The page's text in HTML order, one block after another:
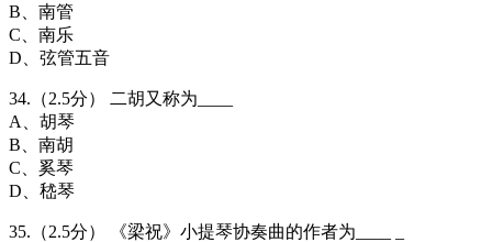
B、南管
C、南乐
D、弦管五音
34.（2.5分） 二胡又称为____
A、胡琴
B、南胡
C、奚琴
D、嵇琴
35.（2.5分） 《梁祝》小提琴协奏曲的作者为____ _